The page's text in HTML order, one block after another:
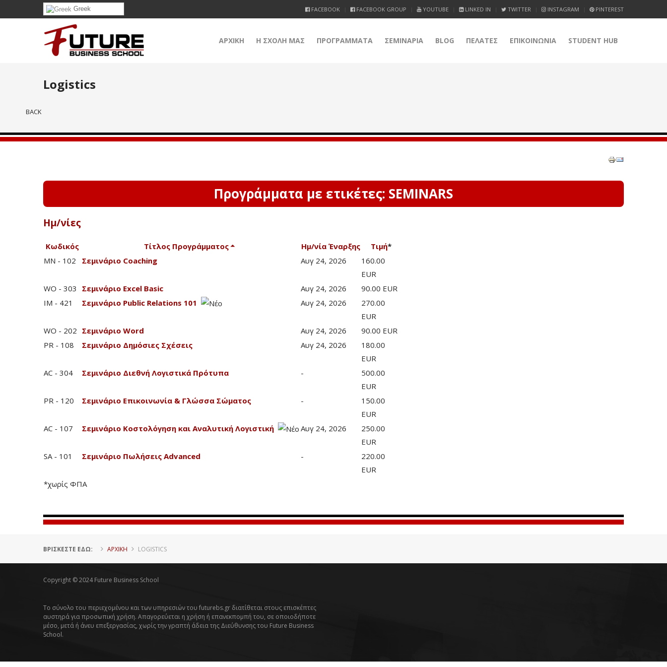
Greek FACEBOOK FACEBOOK GROUP YOUTUBE LINKED IN TWITTER INSTAGRAM PINTEREST
ΑΡΧΙΚΗ Η ΣΧΟΛΗ ΜΑΣ ΠΡΟΓΡΑΜΜΑΤΑ ΣΕΜΙΝΑΡΙΑ BLOG ΠΕΛΑΤΕΣ ΕΠΙΚΟΙΝΩΝΙΑ STUDENT HUB
Logistics
BACK
Προγράμματα με ετικέτες: SEMINARS
Ημ/νίες
Κωδικός Τίτλος Προγράμματος Ημ/νία Έναρξης Τιμή*
MN - 102
Σεμινάριο Coaching Αυγ 24, 2026
160.00
EUR
WO - 303
Σεμινάριο Excel Basic Αυγ 24, 2026
90.00 EUR
IM - 421
Σεμινάριο Public Relations 101 Αυγ 24, 2026
270.00
EUR
WO - 202 Σεμινάριο Word Αυγ 24, 2026
90.00 EUR
PR - 108
Σεμινάριο Δημόσιες Σχέσεις Αυγ 24, 2026
180.00
EUR
AC - 304
Σεμινάριο Διεθνή Λογιστικά Πρότυπα -
500.00
EUR
PR - 120
Σεμινάριο Επικοινωνία & Γλώσσα Σώματος -
150.00
EUR
AC - 107
Σεμινάριο Κοστολόγηση και Αναλυτική Λογιστική Αυγ 24, 2026
250.00
EUR
SA - 101
Σεμινάριο Πωλήσεις Advanced -
220.00
EUR
*χωρίς ΦΠΑ
ΒΡΊΣΚΕΣΤΕ ΕΔΏ: ΑΡΧΙΚΗ LOGISTICS
Copyright © 2024 Future Business School
Το σύνολο του περιεχομένου και των υπηρεσιών του futurebs.gr διατίθεται στους επισκέπτες
αυστηρά για προσωπική χρήση. Απαγορεύεται η χρήση ή επανεκπομπή του, σε οποιοδήποτε
μέσο, μετά ή άνευ επεξεργασίας, χωρίς την γραπτή άδεια της Διεύθυνσης του Future Business
School.